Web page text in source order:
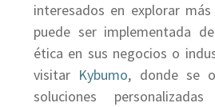
interesados en explorar
puede ser implementada
ética en sus negocios o
visitar Kybumo, donde se
soluciones